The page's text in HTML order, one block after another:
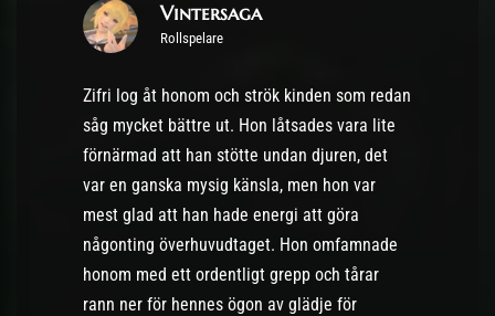
Vintersaga
Rollspelare
Zifri log åt honom och strök kinden som redan
såg mycket bättre ut. Hon låtsades vara lite
förnärmad att han stötte undan djuren, det
var en ganska mysig känsla, men hon var
mest glad att han hade energi att göra
någonting överhuvudtaget. Hon omfamnade
honom med ett ordentligt grepp och tårar
rann ner för hennes ögon av glädje för